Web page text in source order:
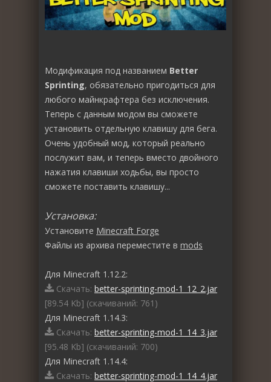
Модификация под названием Better
Sprinting, обязательно пригодиться для
любого майнкрафтера без исключения.
Теперь с данным модом вы сможете
установить отдельную клавишу для бега.
Очень удобный мод, который реально
послужит вам, и теперь вместо двойного
нажатия клавиши ходьбы, вы просто
сможете поставить клавишу...
Установка:
Установите Minecraft Forge
Файлы из архива переместите в mods
Для Minecraft 1.12.2:
Скачать: better-sprinting-mod-1_12_2.jar
[89.54 Kb] (cкачиваний: 761)
Для Minecraft 1.14.3:
Скачать: better-sprinting-mod-1_14_3.jar
[95.48 Kb] (cкачиваний: 700)
Для Minecraft 1.14.4:
Скачать: better-sprinting-mod-1_14_4.jar